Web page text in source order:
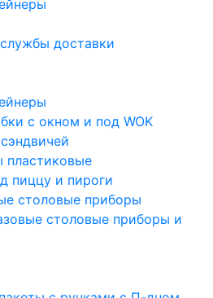
доставки
с окном и под WOK
пластиковые
пиццу и пироги
столовые приборы
столовые приборы и